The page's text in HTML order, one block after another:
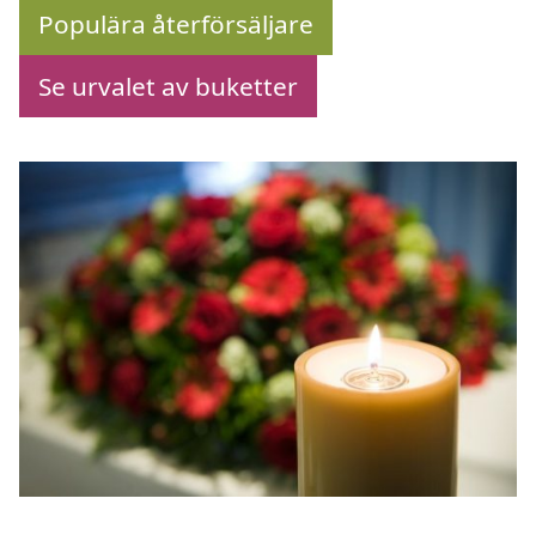
Populära återförsäljare
Se urvalet av buketter